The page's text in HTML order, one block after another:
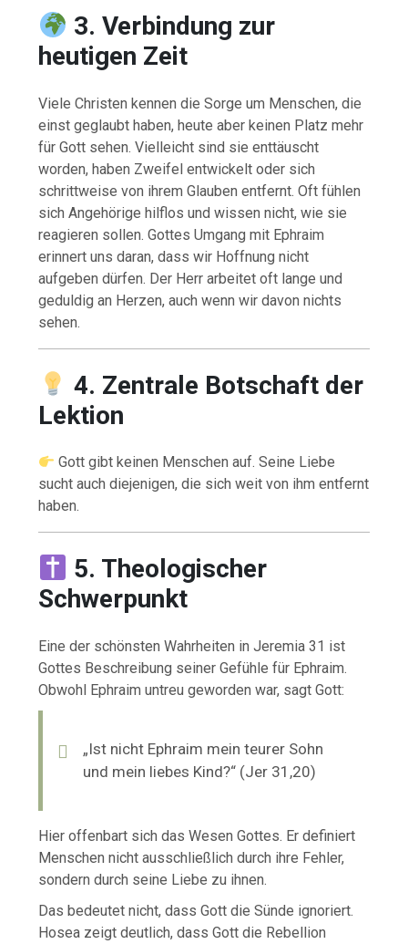
3. Verbindung zur
heutigen Zeit
Viele Christen kennen die Sorge um Menschen, die
einst geglaubt haben, heute aber keinen Platz mehr
für Gott sehen. Vielleicht sind sie enttäuscht
worden, haben Zweifel entwickelt oder sich
schrittweise von ihrem Glauben entfernt. Oft fühlen
sich Angehörige hilflos und wissen nicht, wie sie
reagieren sollen. Gottes Umgang mit Ephraim
erinnert uns daran, dass wir Hoffnung nicht
aufgeben dürfen. Der Herr arbeitet oft lange und
geduldig an Herzen, auch wenn wir davon nichts
sehen.
4. Zentrale Botschaft der
Lektion
Gott gibt keinen Menschen auf. Seine Liebe
sucht auch diejenigen, die sich weit von ihm entfernt
haben.
5. Theologischer
Schwerpunkt
Eine der schönsten Wahrheiten in Jeremia 31 ist
Gottes Beschreibung seiner Gefühle für Ephraim.
Obwohl Ephraim untreu geworden war, sagt Gott:
„Ist nicht Ephraim mein teurer Sohn
und mein liebes Kind?“ (Jer 31,20)
Hier offenbart sich das Wesen Gottes. Er definiert
Menschen nicht ausschließlich durch ihre Fehler,
sondern durch seine Liebe zu ihnen.
Das bedeutet nicht, dass Gott die Sünde ignoriert.
Hosea zeigt deutlich, dass Gott die Rebellion